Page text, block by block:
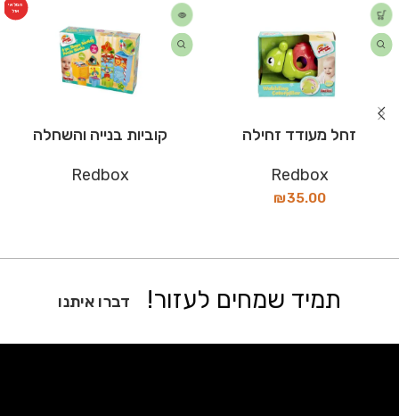
זחל מעודד זחילה
Redbox
₪35.00
המלאי
אזל
קוביות בנייה והשחלה
Redbox
תמיד שמחים לעזור! דברו איתנו